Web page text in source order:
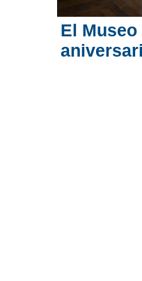
El Museo